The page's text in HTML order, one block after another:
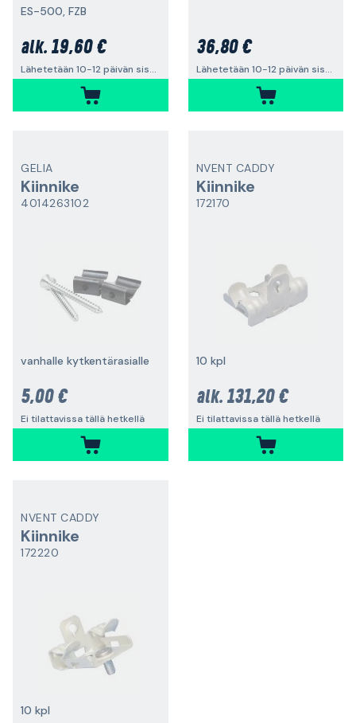
ES-500, FZB
alk. 19,60 €
Lähetetään 10-12 päivän sisällä
36,80 €
Lähetetään 10-12 päivän sisällä
GELIA
Kiinnike
4014263102
vanhalle kytkentärasialle
5,00 €
Ei tilattavissa tällä hetkellä
NVENT CADDY
Kiinnike
172170
10 kpl
alk. 131,20 €
Ei tilattavissa tällä hetkellä
NVENT CADDY
Kiinnike
172220
10 kpl